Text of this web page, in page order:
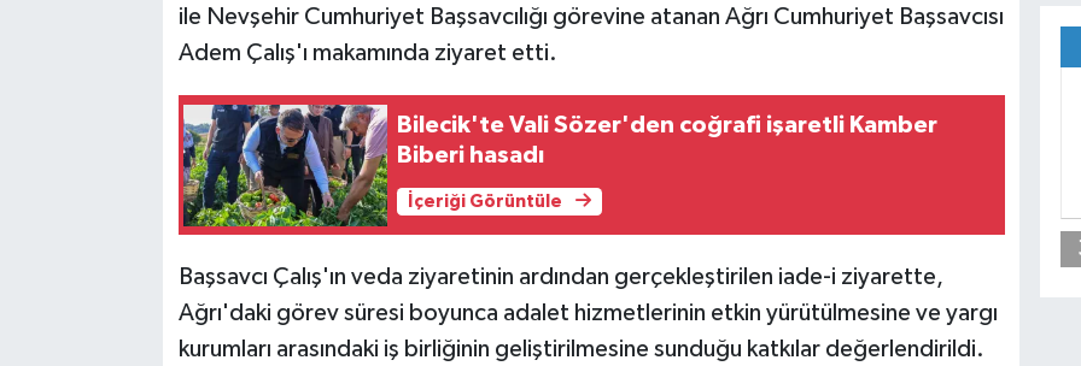
ile Nevşehir Cumhuriyet Başsavcılığı görevine atanan Ağrı Cumhuriyet Başsavcısı
Adem Çalış'ı makamında ziyaret etti.
Bilecik'te Vali Sözer'den coğrafi işaretli Kamber
Biberi hasadı
İçeriği Görüntüle
Başsavcı Çalış'ın veda ziyaretinin ardından gerçekleştirilen iade-i ziyarette,
Ağrı'daki görev süresi boyunca adalet hizmetlerinin etkin yürütülmesine ve yargı
kurumları arasındaki iş birliğinin geliştirilmesine sunduğu katkılar değerlendirildi.